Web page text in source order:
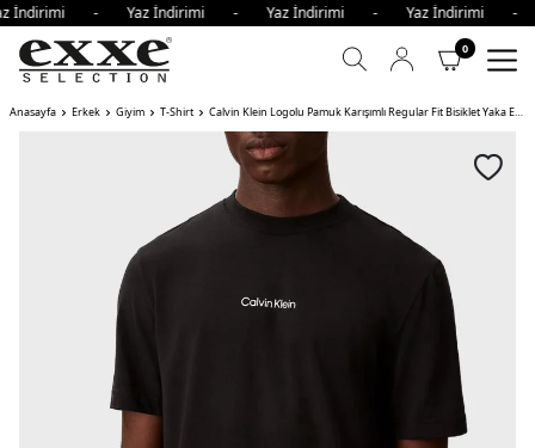
İndirimi - Yaz İndirimi - Yaz İndirimi - Yaz
0
Anasayfa Erkek Giyim T-Shirt Calvin Klein Logolu Pamuk Karışımlı Regular Fit Bisiklet Yaka Erkek T Shirt